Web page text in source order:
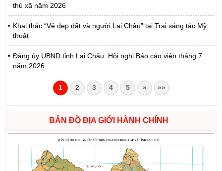
thủ xã năm 2026
Khai thác “Vẻ đẹp đất và người Lai Châu” tại Trại sáng tác Mỹ
thuật
Đảng ủy UBND tỉnh Lai Châu: Hội nghị Báo cáo viên tháng 7
năm 2026
1 2 3 4 5 » »»
BẢN ĐỒ ĐỊA GIỚI HÀNH CHÍNH